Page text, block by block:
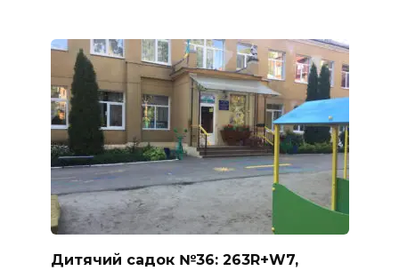
Дитячий садок №36: 263R+W7,